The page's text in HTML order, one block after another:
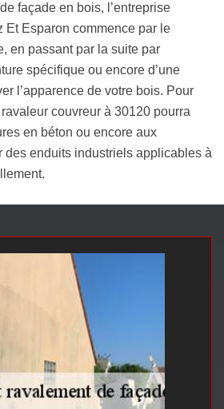
façade en bois, l’entreprise
Et Esparon commence par le
en passant par la suite par
spécifique ou encore d’une
l’apparence de votre bois. Pour
couvreur à 30120 pourra
en béton ou encore aux
des enduits industriels applicables à